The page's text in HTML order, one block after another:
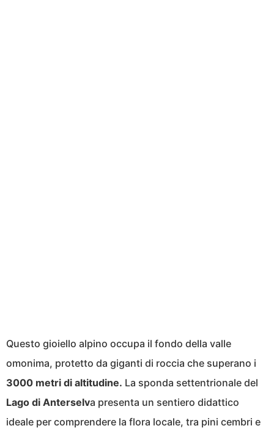
Questo gioiello alpino occupa il fondo della valle
omonima, protetto da giganti di roccia che superano i
3000 metri di altitudine. La sponda settentrionale del
Lago di Anterselva presenta un sentiero didattico
ideale per comprendere la flora locale, tra pini cembri e